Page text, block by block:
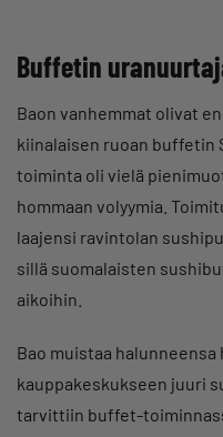
Buffetin
Baon vanhemmat olivat
kiinalaisen ruoan buffetin
toiminta oli vielä
hommaan volyymia.
laajensi ravintolan
sillä suomalaisten
aikoihin.
Bao muistaa
kauppakeskukseen juuri
tarvittiin buffet-